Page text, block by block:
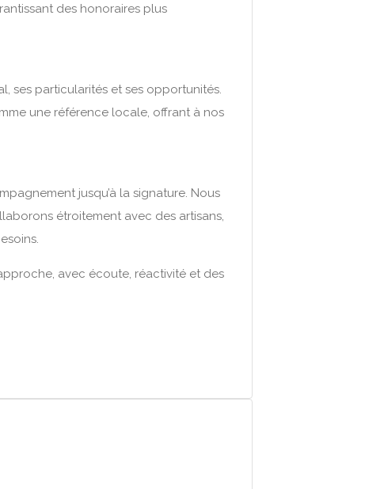
des honoraires plus
ses particularités et ses opportunités.
une référence locale, offrant à nos
jusqu’à la signature. Nous
étroitement avec des artisans,
avec écoute, réactivité et des